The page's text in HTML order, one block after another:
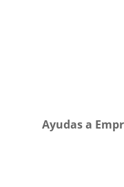
Ayudas a